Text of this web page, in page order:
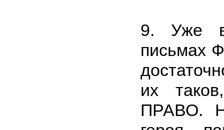
9. Уже в
письмах
их
ПРАВО.